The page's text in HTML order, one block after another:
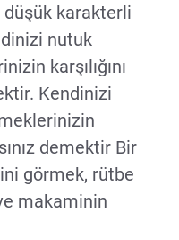
düşük karakterli
nutuk
karşılığını
Kendinizi
demektir Bir
görmek, rütbe
makaminin